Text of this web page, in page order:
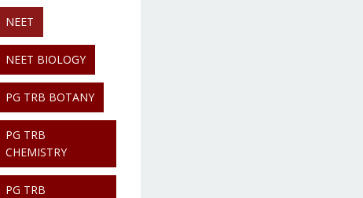
NEET
NEET BIOLOGY
PG TRB BOTANY
PG TRB
CHEMISTRY
PG TRB